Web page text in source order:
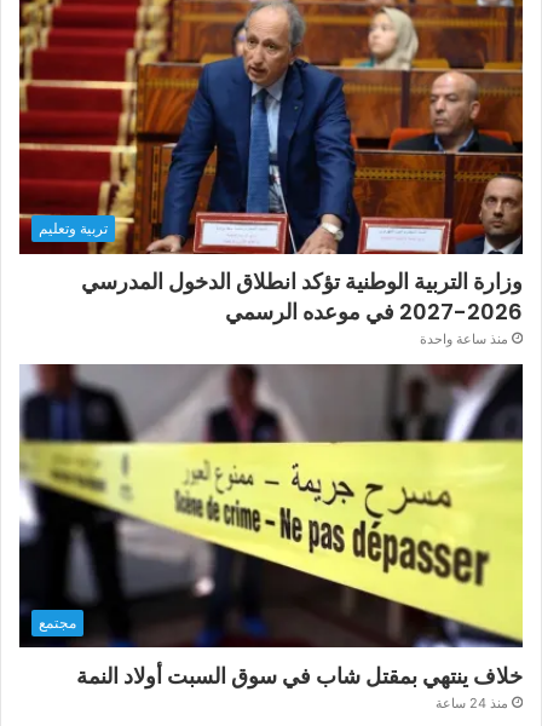
تربية وتعليم
وزارة التربية الوطنية تؤكد انطلاق الدخول المدرسي
2026-2027 في موعده الرسمي
منذ ساعة واحدة
مجتمع
خلاف ينتهي بمقتل شاب في سوق السبت أولاد النمة
منذ 24 ساعة